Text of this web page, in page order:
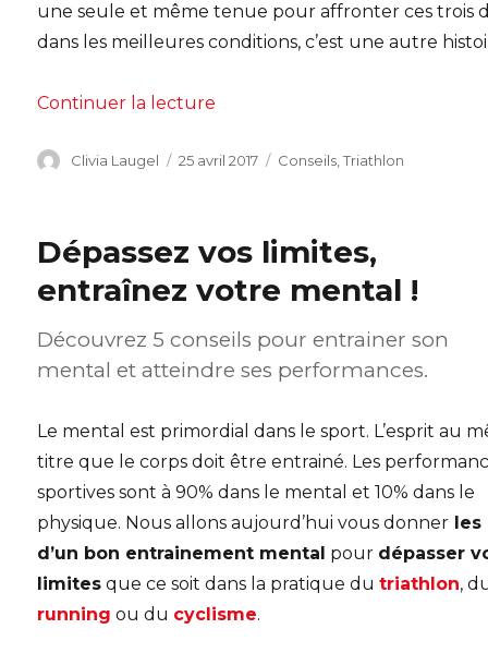
une seule et même tenue pour affronter ces trois
dans les meilleures conditions, c’est une autre
Continuer la lecture
Auteur
Clivia Laugel
Publié
25 avril 2017 Catégories
Conseils ,Triathlon
Dépassez vos limites,
entraînez votre mental !
Découvrez 5 conseils pour entrainer son
mental et atteindre ses performances.
Le mental est primordial dans le sport. L’esprit au
titre que le corps doit être entrainé. Les
sportives sont à 90% dans le mental et 10% dans le
physique. Nous allons aujourd’hui vous donner
d’un bon entrainement mental pour dépasser
limites que ce soit dans la pratique dutriathlon,
running ou du cyclisme.